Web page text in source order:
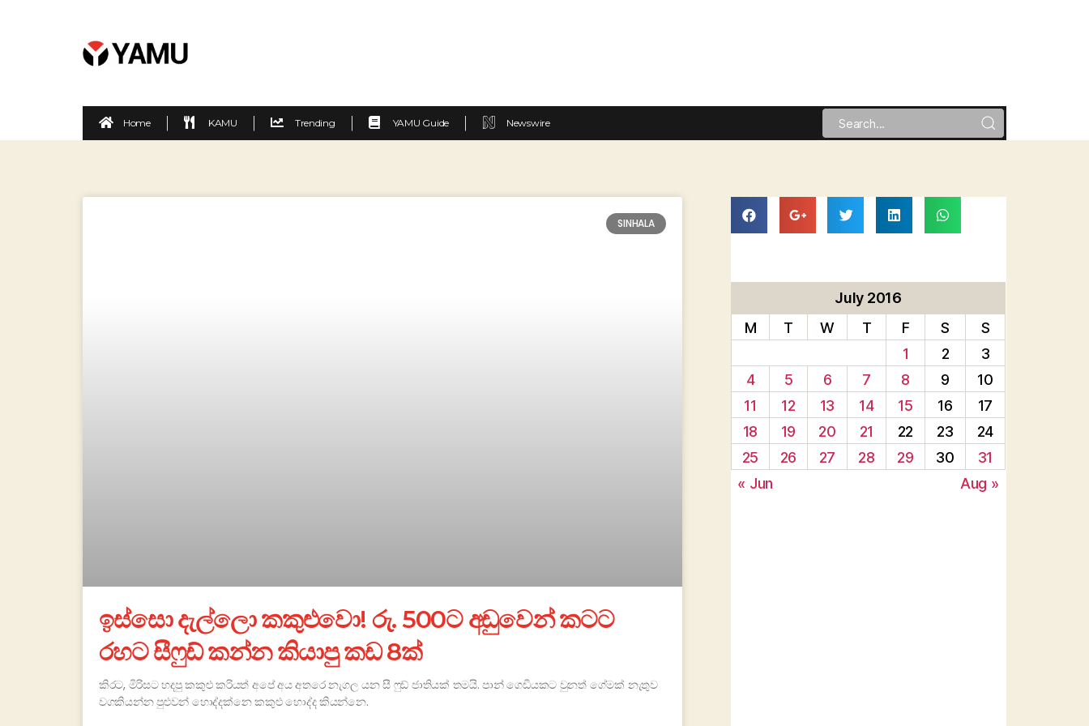
Home KAMU Trending YAMU Guide Newswire
SINHALA
ඉස්සො දැල්ලො කකුළුවො! රු. 500ට අඩුවෙන් කටට
රහට සීෆුඩ් කන්න කියාපු කඩ 8ක්
කිරට, මිරිසට හදපු කකුළු කරියත් අපේ අය අතරෙ නැගල යන සී ෆුඩ් ජාතියක් තමයි. පාන් ගෙඩියකට වුනත් ගේමක් නැතුව
වගකියන්න පුළුවන් හොද්දක්නෙ කකුළු හොද්ද කියන්නෙ.
July 2016
M
T W T F S
S
1
2
3
4
5 6 7 8 9
10
11
12 13 14 15 16
17
18
19 20 21 22 23
24
25
26 27 28 29 30
31
« Jun
Aug »